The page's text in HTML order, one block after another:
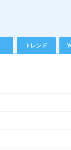
トレンド